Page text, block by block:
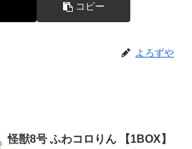
コピー
よろずや
怪獣8号 ふわコロりん 【1BOX】